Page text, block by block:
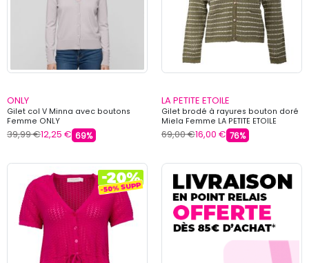
ONLY
Gilet col V Minna avec boutons
Femme ONLY
39,99 €12,25 € 69%
LA PETITE ETOILE
Gilet brodé à rayures bouton doré
Miela Femme LA PETITE ETOILE
69,00 €16,00 € 76%